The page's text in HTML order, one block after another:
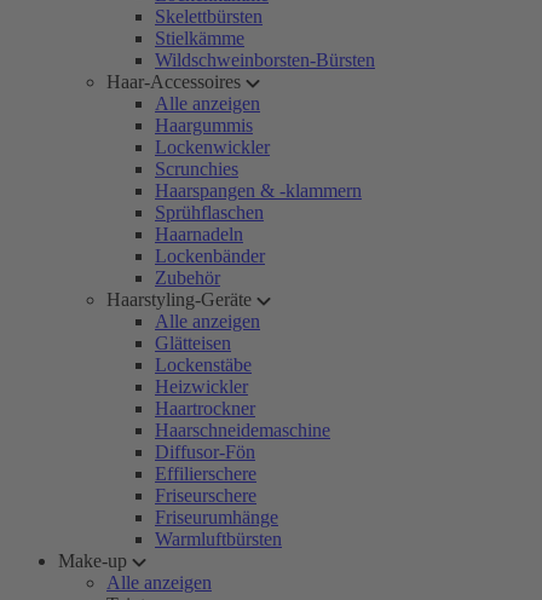
Skelettbürsten
Stielkämme
Wildschweinborsten-Bürsten
Haar-Accessoires
Alle anzeigen
Haargummis
Lockenwickler
Scrunchies
Haarspangen & -klammern
Sprühflaschen
Haarnadeln
Lockenbänder
Zubehör
Haarstyling-Geräte
Alle anzeigen
Glätteisen
Lockenstäbe
Heizwickler
Haartrockner
Haarschneidemaschine
Diffusor-Fön
Effilierschere
Friseurschere
Friseurumhänge
Warmluftbürsten
Make-up
Alle anzeigen